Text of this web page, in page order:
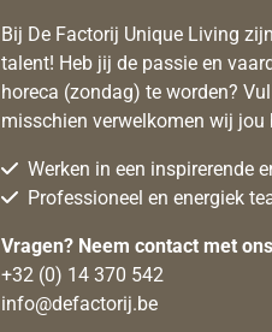
Bij De Factorij Unique Living
talent! Heb jij de passie en
horeca (zondag) te worden?
misschien verwelkomen wij
Werken in een inspirerende
Professioneel en energiek
Vragen? Neem contact met
+32 (0) 14 370 542
info@defactorij.be